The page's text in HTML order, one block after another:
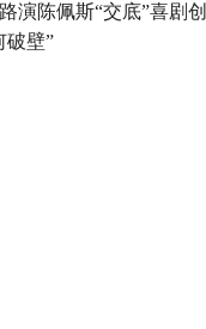
演陈佩斯“交底”喜剧
破壁”